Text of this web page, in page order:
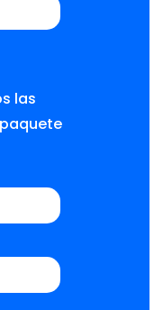
las